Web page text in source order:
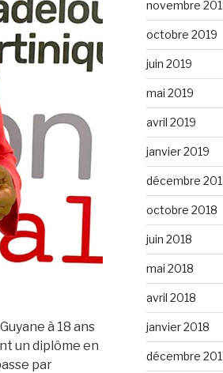
à 18 ans
un diplôme en
par
novembre
octobre 2019
juin 2019
mai 2019
avril 2019
janvier 2019
décembre
octobre 2018
juin 2018
mai 2018
avril 2018
janvier 2018
décembre